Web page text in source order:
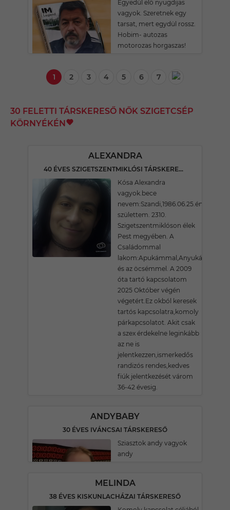
Egyedül elö nyugdijas
vagyok. Szeretnek egy
tarsat, mert egydül rossz.
Hobim- autozas
motorozas horgaszas!
1 2 3 4 5 6 7
30 FELETTI TÁRSKERESŐ NŐK SZIGETCSÉP
KÖRNYÉKÉN
ALEXANDRA
40 ÉVES SZIGETSZENTMIKLÓSI TÁRSKERESŐ
Kósa Alexandra
vagyok.bece
nevem:Szandi,1986.06.25.én
születtem. 2310.
Szigetszentmiklóson élek
Pest megyében. A
Családommal
lakom:Apukámmal,Anyukámmal
és az öcsémmel. A 2009
óta tartó kapcsolatom
2025 Október végén
végetért.Ez okból keresek
tartós kapcsolatra,komoly
párkapcsolatot. Akit csak
a szex érdekelne leginkább
az ne is
jelentkezzen,ismerkedős
randizós rendes,kedves
fiúk jelentkezését várom
36-42 évesig.
ANDYBABY
30 ÉVES IVÁNCSAI TÁRSKERESŐ
Sziasztok andy vagyok
andy
MELINDA
38 ÉVES KISKUNLACHÁZAI TÁRSKERESŐ